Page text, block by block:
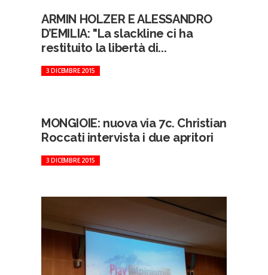
ARMIN HOLZER E ALESSANDRO
D’EMILIA: "La slackline ci ha
restituito la libertà di...
3 DICEMBRE 2015
MONGIOIE: nuova via 7c. Christian
Roccati intervista i due apritori
3 DICEMBRE 2015